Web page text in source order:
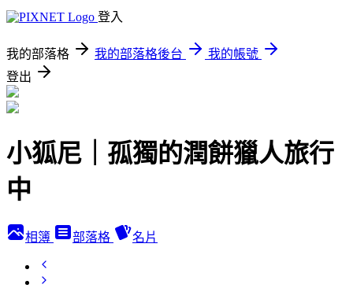
登入
我的部落格 我的部落格後台
我的帳號
登出
小狐尼｜孤獨的潤餅獵人旅行
中
相簿 部落格 名片